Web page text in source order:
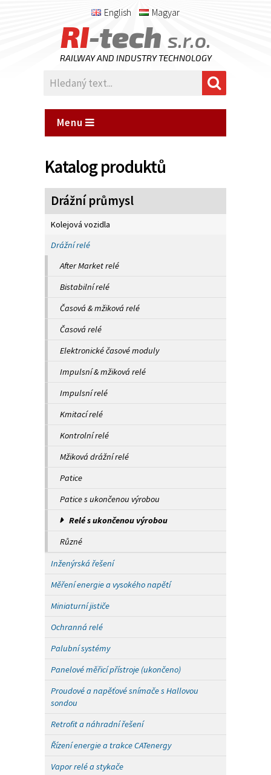
English Magyar
RI-tech s.r.o.
RAILWAY AND INDUSTRY TECHNOLOGY
Menu
Katalog produktů
Drážní průmysl
Kolejová vozidla
Drážní relé
After Market relé
Bistabilní relé
Časová & mžiková relé
Časová relé
Elektronické časové moduly
Impulsní & mžiková relé
Impulsní relé
Kmitací relé
Kontrolní relé
Mžiková drážní relé
Patice
Patice s ukončenou výrobou
Relé s ukončenou výrobou
Různé
Inženýrská řešení
Měření energie a vysokého napětí
Miniaturní jističe
Ochranná relé
Palubní systémy
Panelové měřicí přístroje (ukončeno)
Proudové a napěťové snímače s Hallovou
sondou
Retrofit a náhradní řešení
Řízení energie a trakce CATenergy
Vapor relé a stykače